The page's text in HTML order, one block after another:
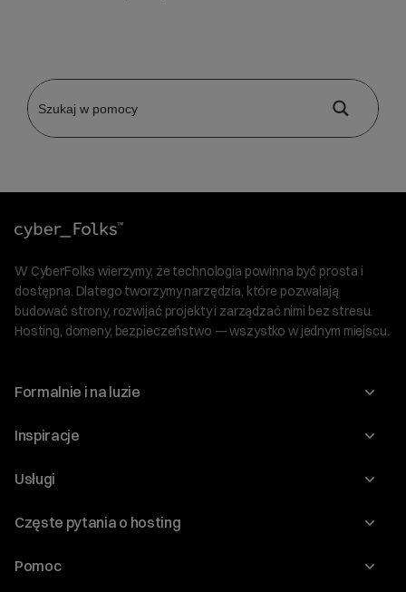
W CyberFolks wierzymy, że technologia powinna być prosta i
dostępna. Dlatego tworzymy narzędzia, które pozwalają
budować strony, rozwijać projekty i zarządzać nimi bez stresu.
Hosting, domeny, bezpieczeństwo — wszystko w jednym miejscu.
Formalnie i na luzie
O nas
Program Korzyści dla Inwestorów
Regulaminy i specyfikacje
Inspiracje
Blog
WordPress
Audyt stron
Usługi
Domeny
Częste pytania o hosting
Jak przenieść stronę?
Pomoc